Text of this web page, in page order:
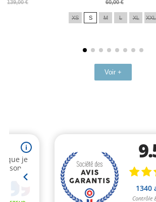
139,00 €
Prix
60,00 €
Prix
XS S M L XL XXL
Voir +